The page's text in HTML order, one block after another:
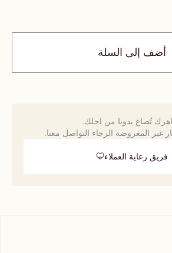
أضف إلى السلة
تُصاغ يدويا من اجلك.
غير المعروضة الرجاء التواصل معنا.
فريق رعاية العملاء